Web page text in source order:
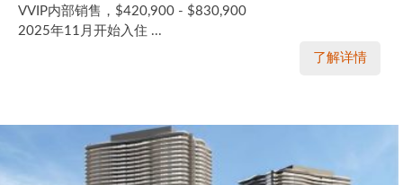
VVIP内部销售，$420,900 - $830,900
2025年11月开始入住 ...
了解详情